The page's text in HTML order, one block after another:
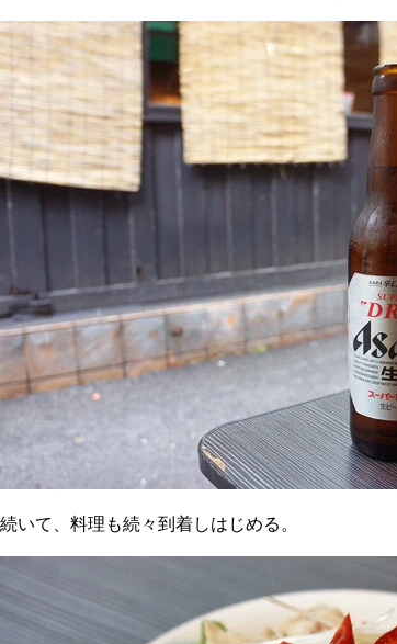
続いて、料理も続々到着しはじめる。